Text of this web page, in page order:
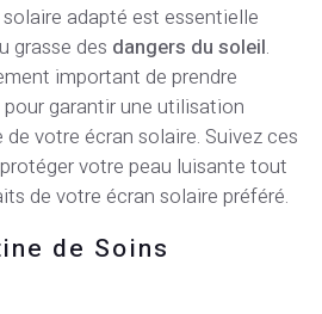
adapté est essentielle
grasse des dangers du soleil.
important de prendre
pour garantir une utilisation
votre écran solaire. Suivez ces
votre peau luisante tout
de votre écran solaire préféré.
de Soins